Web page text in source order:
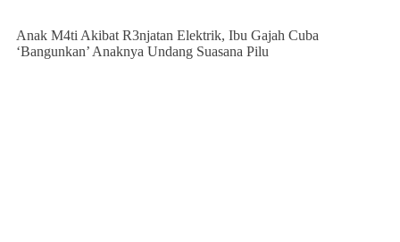
Anak M4ti Akibat R3njatan Elektrik, Ibu Gajah Cuba
‘Bangunkan’ Anaknya Undang Suasana Pilu